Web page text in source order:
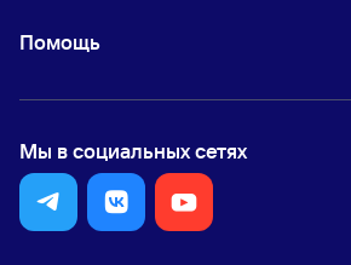
Помощь
Мы в социальных сетях